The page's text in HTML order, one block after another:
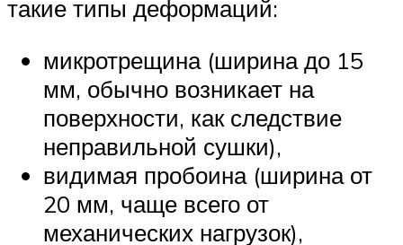
такие типы деформаций:
микротрещина (ширина до 15
мм, обычно возникает на
поверхности, как следствие
неправильной сушки),
видимая пробоина (ширина от
20 мм, чаще всего от
механических нагрузок),